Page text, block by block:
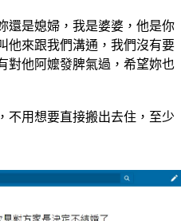
還是媳婦，我是婆婆，他是你
他來跟我們溝通，我們沒有要
對他阿嬤發脾氣過，希望妳也
不用想要直接搬出去住，至少